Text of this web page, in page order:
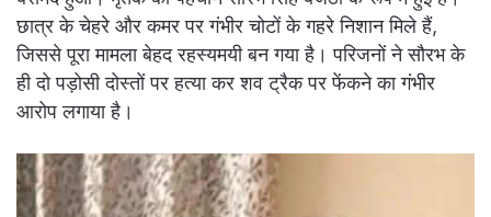
छात्र के चेहरे और कमर पर गंभीर चोटों के गहरे निशान मिले हैं,
जिससे पूरा मामला बेहद रहस्यमयी बन गया है। परिजनों ने सौरभ के
ही दो पड़ोसी दोस्तों पर हत्या कर शव ट्रैक पर फेंकने का गंभीर
आरोप लगाया है।